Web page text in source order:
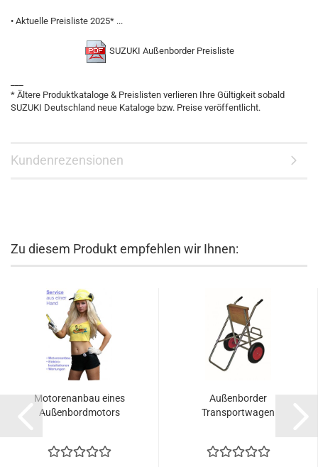
• Aktuelle Preisliste 2025* ...
SUZUKI Außenborder Preisliste
* Ältere Produktkataloge & Preislisten verlieren Ihre Gültigkeit sobald
SUZUKI Deutschland neue Kataloge bzw. Preise veröffentlicht.
Kundenrezensionen
Zu diesem Produkt empfehlen wir Ihnen:
Motorenanbau eines
Außenbordmotors
Außenborder
Transportwagen